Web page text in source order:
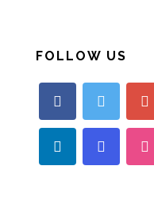
FOLLOW US